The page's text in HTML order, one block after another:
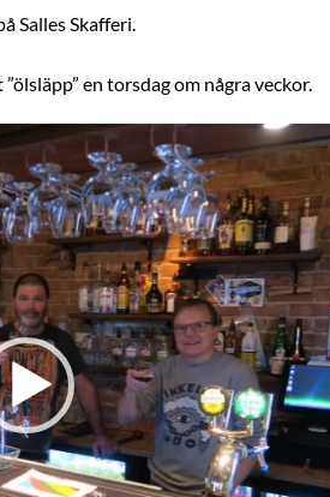
Salles Skafferi.
en torsdag om några veckor.